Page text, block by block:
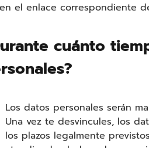
en el enlace correspondiente
cuánto
Los datos personales serán
Una vez te desvincules, los
los plazos legalmente